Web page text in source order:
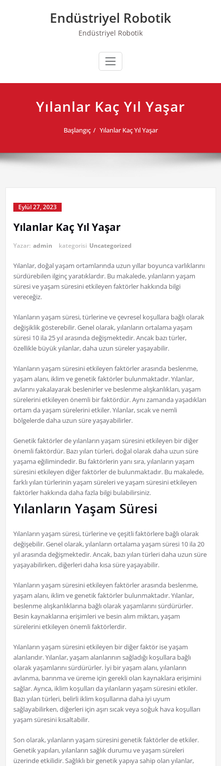
Endüstriyel Robotik
Endüstriyel Robotik
Yılanlar Kaç Yıl Yaşar
Başlangıç Yılanlar Kaç Yıl Yaşar
Eylül 27, 2023
Yılanlar Kaç Yıl Yaşar
Yazar: admin kategorisi Uncategorized
Yılanlar, doğal yaşam ortamlarında uzun yıllar boyunca varlıklarını
sürdürebilen ilginç yaratıklardır. Bu makalede, yılanların yaşam
süresi ve yaşam süresini etkileyen faktörler hakkında bilgi
vereceğiz.
Yılanların yaşam süresi, türlerine ve çevresel koşullara bağlı olarak
değişiklik gösterebilir. Genel olarak, yılanların ortalama yaşam
süresi 10 ila 25 yıl arasında değişmektedir. Ancak bazı türler,
özellikle büyük yılanlar, daha uzun süreler yaşayabilir.
Yılanların yaşam süresini etkileyen faktörler arasında beslenme,
yaşam alanı, iklim ve genetik faktörler bulunmaktadır. Yılanlar,
avlarını yakalayarak beslenirler ve beslenme alışkanlıkları, yaşam
sürelerini etkileyen önemli bir faktördür. Aynı zamanda yaşadıkları
ortam da yaşam sürelerini etkiler. Yılanlar, sıcak ve nemli
bölgelerde daha uzun süre yaşayabilirler.
Genetik faktörler de yılanların yaşam süresini etkileyen bir diğer
önemli faktördür. Bazı yılan türleri, doğal olarak daha uzun süre
yaşama eğilimindedir. Bu faktörlerin yanı sıra, yılanların yaşam
süresini etkileyen diğer faktörler de bulunmaktadır. Bu makalede,
farklı yılan türlerinin yaşam süreleri ve yaşam süresini etkileyen
faktörler hakkında daha fazla bilgi bulabilirsiniz.
Yılanların Yaşam Süresi
Yılanların yaşam süresi, türlerine ve çeşitli faktörlere bağlı olarak
değişebilir. Genel olarak, yılanların ortalama yaşam süresi 10 ila 20
yıl arasında değişmektedir. Ancak, bazı yılan türleri daha uzun süre
yaşayabilirken, diğerleri daha kısa süre yaşayabilir.
Yılanların yaşam süresini etkileyen faktörler arasında beslenme,
yaşam alanı, iklim ve genetik faktörler bulunmaktadır. Yılanlar,
beslenme alışkanlıklarına bağlı olarak yaşamlarını sürdürürler.
Besin kaynaklarına erişimleri ve besin alım miktarı, yaşam
sürelerini etkileyen önemli faktörlerdir.
Yılanların yaşam süresini etkileyen bir diğer faktör ise yaşam
alanlarıdır. Yılanlar, yaşam alanlarının sağladığı koşullara bağlı
olarak yaşamlarını sürdürürler. İyi bir yaşam alanı, yılanların
avlanma, barınma ve üreme için gerekli olan kaynaklara erişimini
sağlar. Ayrıca, iklim koşulları da yılanların yaşam süresini etkiler.
Bazı yılan türleri, belirli iklim koşullarına daha iyi uyum
sağlayabilirken, diğerleri için aşırı sıcak veya soğuk hava koşulları
yaşam süresini kısaltabilir.
Son olarak, yılanların yaşam süresini genetik faktörler de etkiler.
Genetik yapıları, yılanların sağlık durumu ve yaşam süreleri
üzerinde etkilidir. Sağlıklı bir genetik yapıya sahip olan yılanlar,